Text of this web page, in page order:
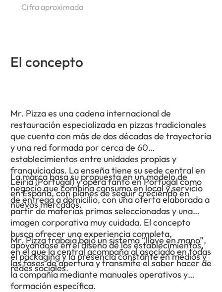
Cifra aproximada
El concepto
Mr. Pizza es una cadena internacional de
restauración especializada en pizzas tradicionales
que cuenta con más de dos décadas de trayectoria
y una red formada por cerca de 60
establecimientos entre unidades propias y
franquiciadas. La enseña tiene su sede central en
Leiria (Portugal) y opera tanto en Portugal como
en España, con planes de seguir creciendo en
nuevos mercados.
La marca basa su propuesta en un modelo de
negocio que combina consumo en local y servicio
de entrega a domicilio, con una oferta elaborada a
partir de materias primas seleccionadas y una
imagen corporativa muy cuidada. El concepto
busca ofrecer una experiencia completa,
apoyándose en el diseño de los establecimientos,
el packaging y la presencia constante en medios y
redes sociales.
Mr. Pizza trabaja bajo un sistema “llave en mano”,
en el que la central acompaña al asociado en todas
las fases de apertura y transmite el saber hacer de
la compañía mediante manuales operativos y
formación específica.